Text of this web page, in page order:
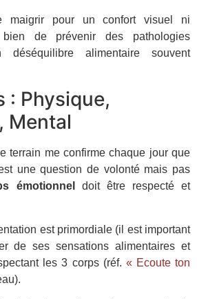
maigrir pour un confort visuel ni
bien de prévenir des pathologies
alimentaire souvent
: Physique,
Mental
terrain me confirme chaque jour que
une question de volonté mais pas
émotionnel
doit être respecté et
est primordiale (il est important
de ses sensations alimentaires et
les 3 corps (réf. « Ecoute ton